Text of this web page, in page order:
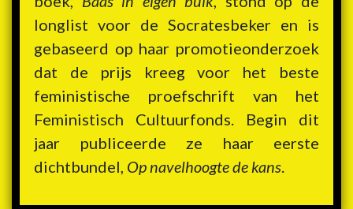
longlist voor de Socratesbeker en is
gebaseerd op haar promotieonderzoek
dat de prijs kreeg voor het beste
feministische proefschrift van het
Feministisch Cultuurfonds. Begin dit
jaar publiceerde ze haar eerste
dichtbundel, Op navelhoogte de kans.